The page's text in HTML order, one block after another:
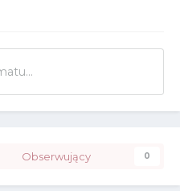
Obserwujący 0